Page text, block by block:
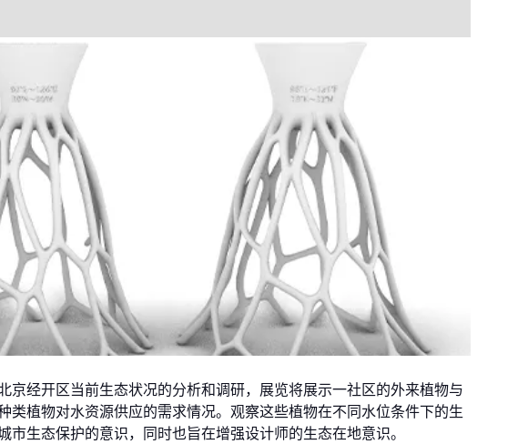
经开区当前生态状况的分析和调研，展览将展示一社区的外来植物与
植物对水资源供应的需求情况。观察这些植物在不同水位条件下的生
生态保护的意识，同时也旨在增强设计师的生态在地意识。